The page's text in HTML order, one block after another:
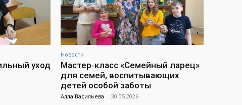
уход
Новости
Мастер‑класс «Семейный ларец»
для семей, воспитывающих
детей особой заботы
Алла Васильева - 30.05.2026